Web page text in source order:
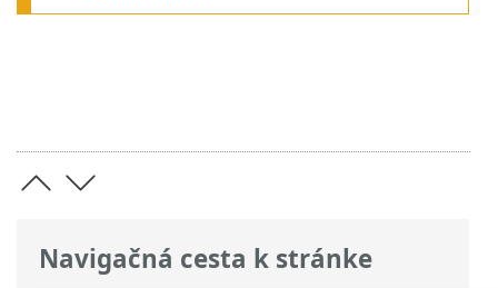
Navigačná cesta k stránke